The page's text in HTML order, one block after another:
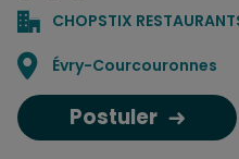
CHOPSTIX
Localisation
Évry-Courcouronnes
Postuler